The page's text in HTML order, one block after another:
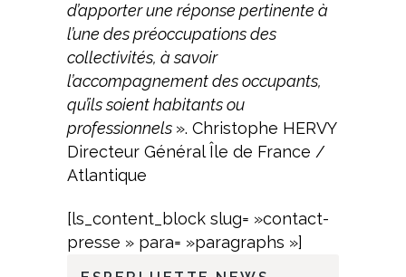
d’apporter une réponse pertinente à
l’une des préoccupations des
collectivités, à savoir
l’accompagnement des occupants,
qu’ils soient habitants ou
professionnels ». Christophe HERVY
Directeur Général Île de France /
Atlantique
[ls_content_block slug= »contact-
presse » para= »paragraphs »]